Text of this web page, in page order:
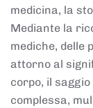
medicina, la
Mediante la
mediche, delle
attorno al
corpo, il
complessa,